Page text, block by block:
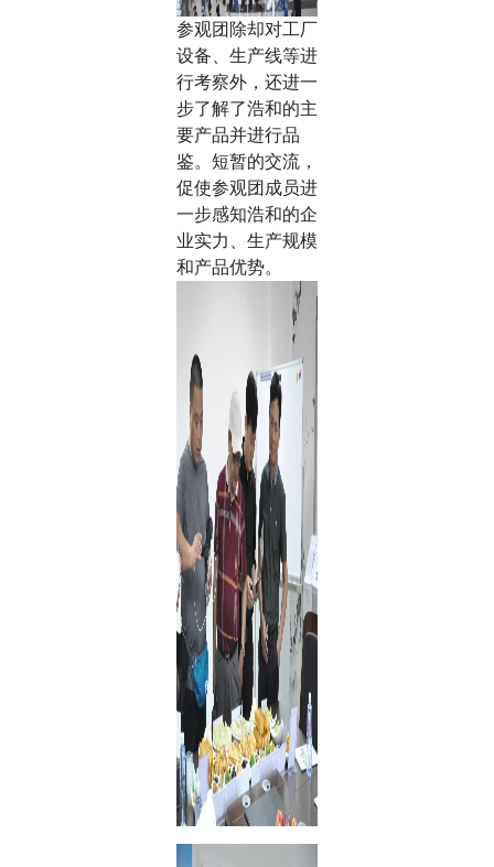
参观团除却对工厂
设备、生产线等进
行考察外，还进一
步了解了浩和的主
要产品并进行品
鉴。短暂的交流，
促使参观团成员进
一步感知浩和的企
业实力、生产规模
和产品优势。